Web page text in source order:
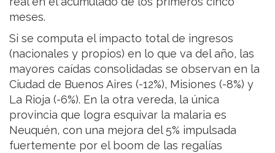
meses.
Si se computa el impacto total de ingresos
(nacionales y propios) en lo que va del año, las
mayores caídas consolidadas se observan en la
Ciudad de Buenos Aires (-12%), Misiones (-8%) y
La Rioja (-6%). En la otra vereda, la única
provincia que logra esquivar la malaria es
Neuquén, con una mejora del 5% impulsada
fuertemente por el boom de las regalías